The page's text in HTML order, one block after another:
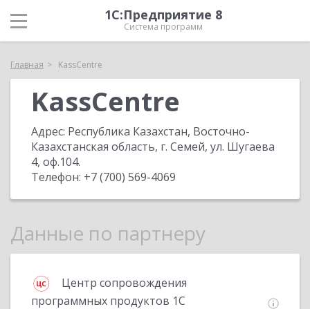
1С:Предприятие 8
Система программ
Главная KassCentre
KassCentre
Адрес: Республика Казахстан, Восточно-
Казахстанская область, г. Семей, ул. Шугаева
4, оф.104.
Телефон: +7 (700) 569-4069
Данные по партнеру
Центр сопровождения
программных продуктов 1С